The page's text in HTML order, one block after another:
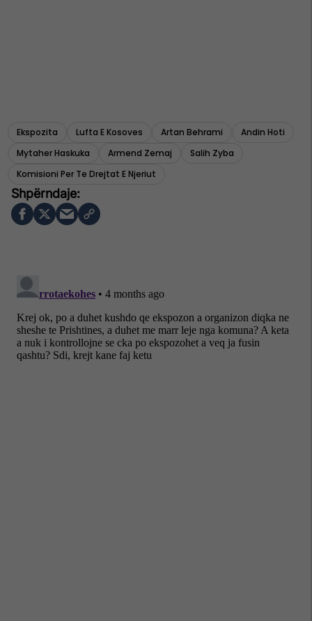
Ekspozita Lufta E Kosoves Artan Behrami
Andin Hoti
Mytaher Haskuka
Armend Zemaj
Salih Zyba
Komisioni Per Te Drejtat E Njeriut